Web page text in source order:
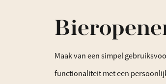
Maak van een simpel
functionaliteit met een